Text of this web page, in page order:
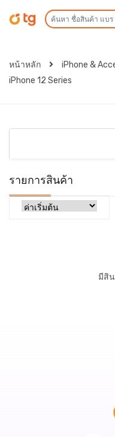
หน้าหลัก iPhone &
iPhone 12 Series
รายการสินค้า
มีสิ